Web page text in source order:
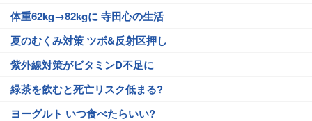
体重62kg→82kgに 寺田心の生活
夏のむくみ対策 ツボ&反射区押し
紫外線対策がビタミンD不足に
緑茶を飲むと死亡リスク低まる?
ヨーグルト いつ食べたらいい?